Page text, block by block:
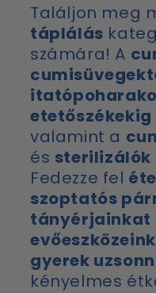
Találjon meg
táplálás
számára! A
etetőszékekig
valamint a
és sterilizálók
Fedezze fel
szoptatós
tányérjainkat
gyerek
kényelmes